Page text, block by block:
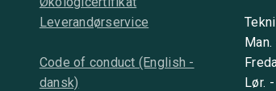
Leverandørservice
Code of conduct (English -
dansk)
Lør.